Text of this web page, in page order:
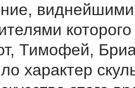
виднейшими
Тимофей,
характер